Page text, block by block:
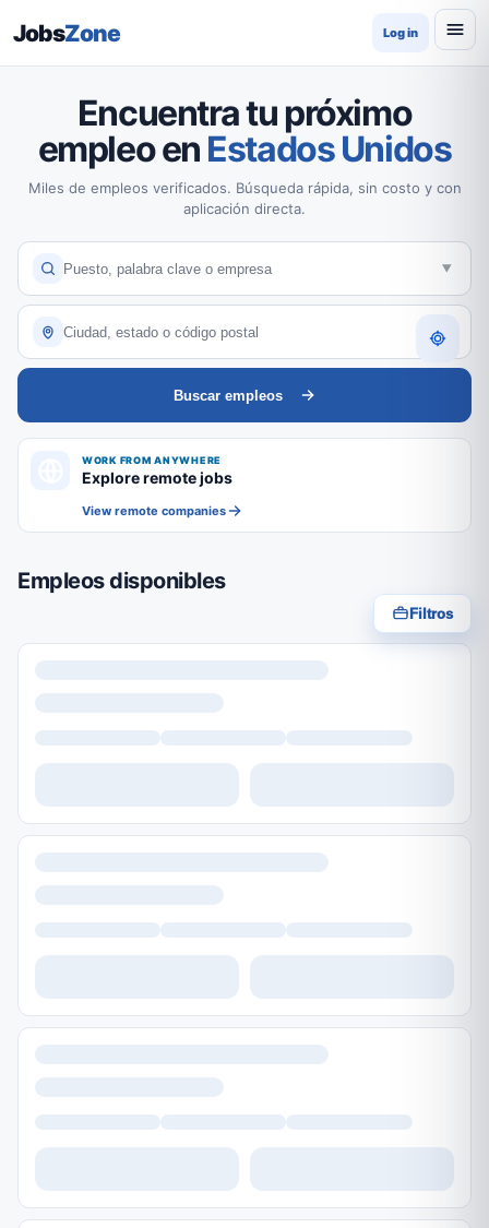
JobsZone Log in
Encuentra tu próximo
empleo en Estados Unidos
Miles de empleos verificados. Búsqueda rápida, sin costo y con
aplicación directa.
Buscar empleos
WORK FROM ANYWHERE
Explore remote jobs
View remote companies
Empleos disponibles
Filtros